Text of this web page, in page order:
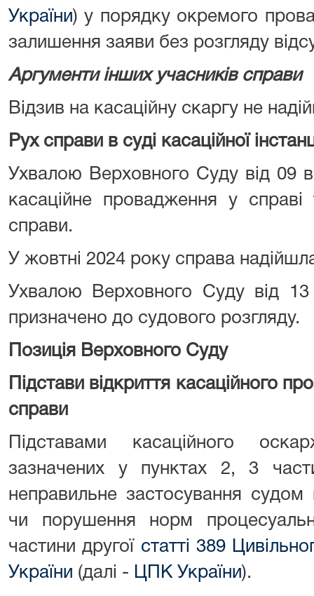
України) у порядку окремого
залишення заяви без розгляду
Аргументи інших учасників справи
Відзив на касаційну скаргу не
Рух справи в суді касаційної
Ухвалою Верховного Суду від 09
касаційне провадження у справі
справи.
У жовтні 2024 року справа
Ухвалою Верховного Суду від
призначено до судового розгляду.
Позиція Верховного Суду
Підстави відкриття касаційного
справи
Підставами касаційного
зазначених у пунктах 2, 3
неправильне застосування
чи порушення норм
частини другої статті 389
України (далі - ЦПК України).